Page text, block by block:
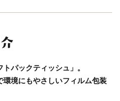
パックティッシュ」。
境にもやさしいフィルム包装